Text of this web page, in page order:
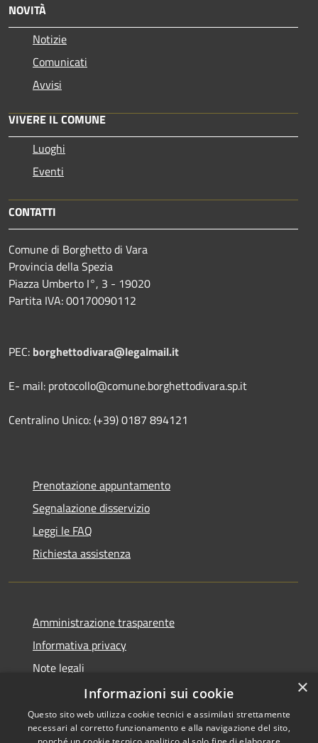
NOVITÀ
Notizie
Comunicati
Avvisi
VIVERE IL COMUNE
Luoghi
Eventi
CONTATTI
Comune di Borghetto di Vara
Provincia della Spezia
Piazza Umberto I°, 3 - 19020
Partita IVA: 00170090112
PEC: borghettodivara@legalmail.it
E- mail: protocollo@comune.borghettodivara.sp.it
Centralino Unico: (+39) 0187 894121
Prenotazione appuntamento
Segnalazione disservizio
Leggi le FAQ
Richiesta assistenza
Amministrazione trasparente
Informativa privacy
Note legali
Dichiarazione di accessibilità
×
Informazioni sui cookie
Questo sito web utilizza cookie tecnici e assimilati strettamente
necessari al corretto funzionamento e alla navigazione del sito,